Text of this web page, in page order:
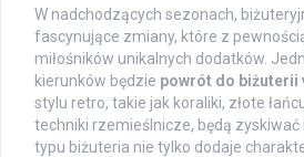
W nadchodzących sezonach,
fascynujące zmiany, które z
miłośników unikalnych dodatków.
kierunków będzie powrót do biżuterii
stylu retro, takie jak koraliki, złote
techniki rzemieślnicze, będą zyskiwać
typu biżuteria nie tylko dodaje